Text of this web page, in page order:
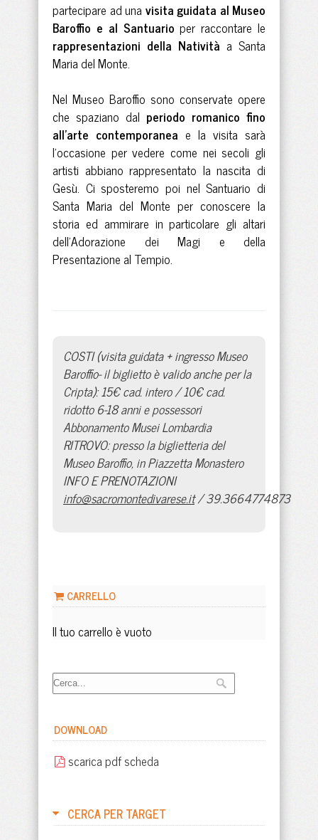
CARRELLO
Il tuo carrello è vuoto
DOWNLOAD
scarica pdf scheda
CERCA PER TARGET
partecipare ad una visita guidata al Museo
Baroffio e al Santuario per raccontare le
rappresentazioni della Natività a Santa
Maria del Monte.
Nel Museo Baroffio sono conservate opere
che spaziano dal periodo romanico fino
all’arte contemporanea e la visita sarà
l’occasione per vedere come nei secoli gli
artisti abbiano rappresentato la nascita di
Gesù. Ci sposteremo poi nel Santuario di
Santa Maria del Monte per conoscere la
storia ed ammirare in particolare gli altari
dell’Adorazione dei Magi e della
Presentazione al Tempio.
COSTI (visita guidata + ingresso Museo
Baroffio- il biglietto è valido anche per la
Cripta): 15€ cad. intero / 10€ cad.
ridotto 6-18 anni e possessori
Abbonamento Musei Lombardia
RITROVO: presso la biglietteria del
Museo Baroffio, in Piazzetta Monastero
INFO E PRENOTAZIONI
info@sacromontedivarese.it/ 39.3664774873